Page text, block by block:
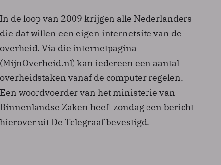
In de loop van 2009 krijgen alle Nederlanders
die dat willen een eigen internetsite van de
overheid. Via die internetpagina
(MijnOverheid.nl) kan iedereen een aantal
overheidstaken vanaf de computer regelen.
Een woordvoerder van het ministerie van
Binnenlandse Zaken heeft zondag een bericht
hierover uit De Telegraaf bevestigd.